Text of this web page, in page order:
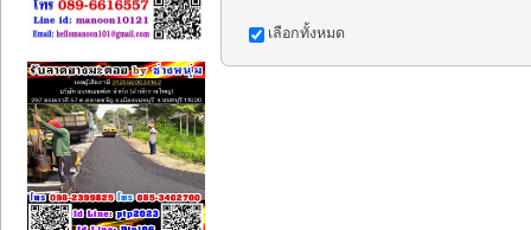
เลือกทั้งหมด